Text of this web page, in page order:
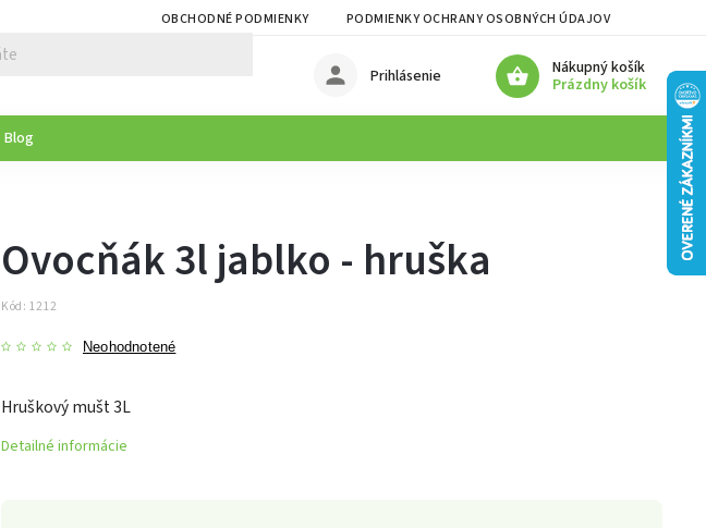
OBCHODNÉ PODMIENKY PODMIENKY OCHRANY OSOBNÝCH ÚDAJOV
Nákupný košík
Prázdny košík
Prihlásenie
Blog
Ovocňák 3l jablko - hruška
Kód: 1212
Neohodnotené
Hruškový mušt 3L
Detailné informácie